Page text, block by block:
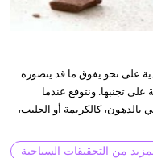
على نحو يفوق ما قد يتصوره
تجنبها. ونتوقع عندما
كالكريمة أو الحليب،
من التحقيقات السياحية